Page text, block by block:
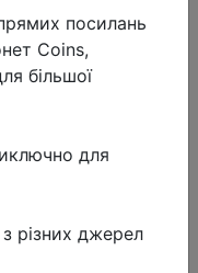
посилань
Coins,
більшої
для
різних джерел